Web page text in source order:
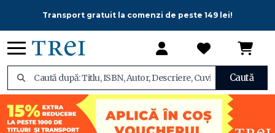
Transport gratuit la comenzi de peste 149 lei!
Caută